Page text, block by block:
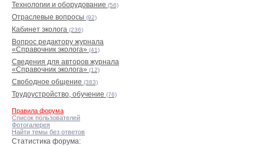
Технологии и оборудование (56)
Отраслевые вопросы (92)
Кабинет эколога (236)
Вопрос редактору журнала
«Справочник эколога» (41)
Сведения для авторов журнала
«Справочник эколога» (12)
Свободное общение (383)
Трудоустройство, обучение (76)
Правила форума
Список пользователей
Фотогалерея
Найти темы без ответов
Статистика форума: